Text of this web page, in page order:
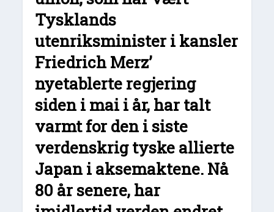
Tysklands
utenriksminister i kansler
Friedrich Merz’
nyetablerte regjering
siden i mai i år, har talt
varmt for den i siste
verdenskrig tyske allierte
Japan i aksemaktene. Nå
80 år senere, har